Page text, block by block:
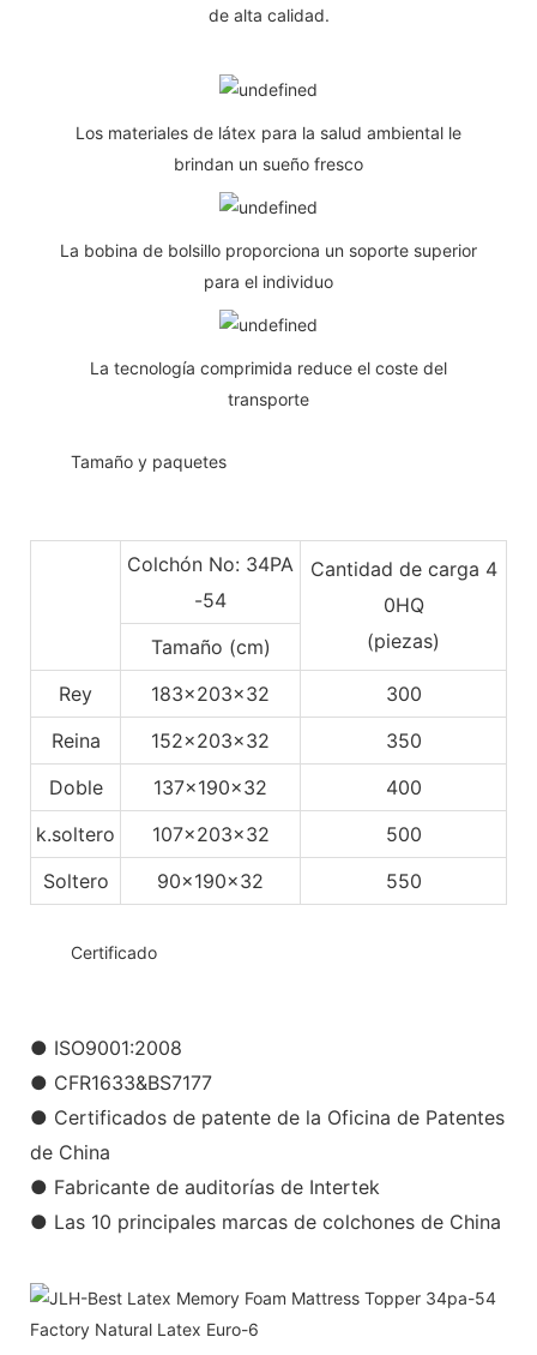
de alta calidad.
Los materiales de látex para la salud ambiental le
brindan un sueño fresco
La bobina de bolsillo proporciona un soporte superior
para el individuo
La tecnología comprimida reduce el coste del
transporte
Tamaño y paquetes
Colchón No: 34PA
-54
Cantidad de carga 4
0HQ
(piezas)
Tamaño (cm)
Rey
183x203x32
300
Reina
152x203x32
350
Doble
137x190x32
400
k.soltero
107x203x32
500
Soltero
90x190x32 550
Certificado
● ISO9001:2008
● CFR1633&BS7177
● Certificados de patente de la Oficina de Patentes
de China
● Fabricante de auditorías de Intertek
● Las 10 principales marcas de colchones de China